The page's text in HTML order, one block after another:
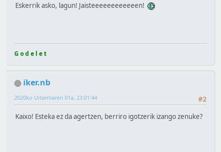
Eskerrik asko, lagun! Jaisteeeeeeeeeeeen!
G o d e l e t
iker.nb
#2
2020ko Urtarrilaren 01a, 23:01:44
Kaixo! Esteka ez da agertzen, berriro igotzerik izango zenuke?